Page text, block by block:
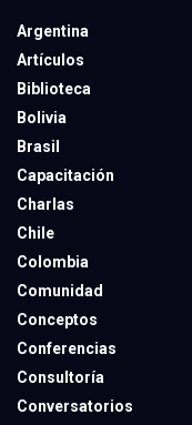
Argentina
Artículos
Biblioteca
Bolivia
Brasil
Capacitación
Charlas
Chile
Colombia
Comunidad
Conceptos
Conferencias
Consultoría
Conversatorios